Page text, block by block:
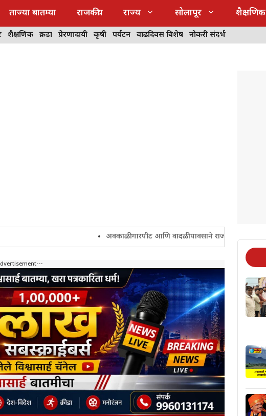
ताज्या बातम्या राजकीय राज्य सोलापूर शैक्षणिक
शैक्षणिक क्रीडा प्रेरणादायी कृषी पर्यटन वाढदिवस विशेष नोकरी संदर्भ
अवकाळी गारपीट आणि वादळी पावसाने राज्यातील शेतकरी चिंतेत !